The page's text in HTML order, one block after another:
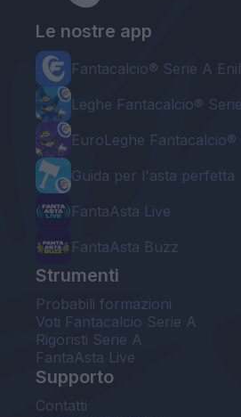
Le nostre app
Fantacalcio® Serie A
Leghe Fantacalcio®
EuroLeghe Fantacalcio®
Guida per l'asta perfetta
FantaAsta Live
FantaAsta Buzz
Strumenti
Probabili formazioni
Voti Fantacalcio Serie A
Rigoristi Serie A
FantaAsta Live
Supporto
Contatti